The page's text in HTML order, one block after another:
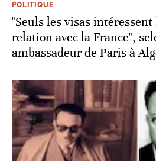
POLITIQUE
"Seuls les visas
relation avec la France",
ambassadeur de Paris à